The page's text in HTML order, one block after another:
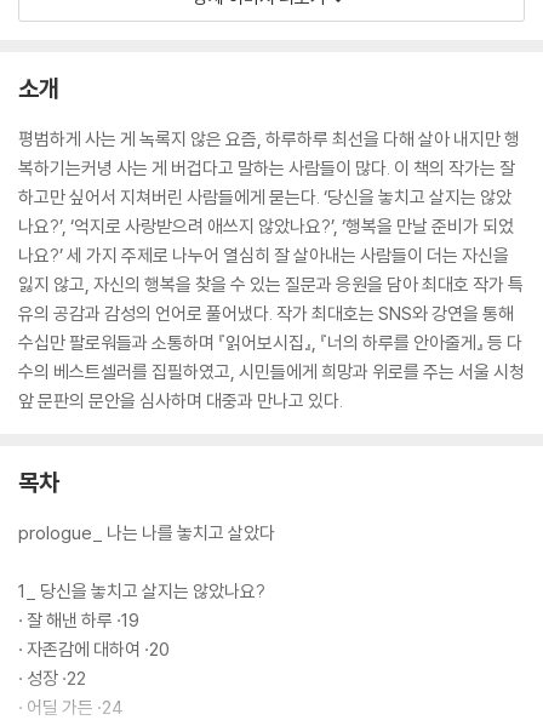
소개
평범하게 사는 게 녹록지 않은 요즘, 하루하루 최선을 다해 살아 내지만 행
복하기는커녕 사는 게 버겁다고 말하는 사람들이 많다. 이 책의 작가는 잘
하고만 싶어서 지쳐버린 사람들에게 묻는다. ‘당신을 놓치고 살지는 않았
나요?’, ‘억지로 사랑받으려 애쓰지 않았나요?’, ‘행복을 만날 준비가 되었
나요?’ 세 가지 주제로 나누어 열심히 잘 살아내는 사람들이 더는 자신을
잃지 않고, 자신의 행복을 찾을 수 있는 질문과 응원을 담아 최대호 작가 특
유의 공감과 감성의 언어로 풀어냈다. 작가 최대호는 SNS와 강연을 통해
수십만 팔로워들과 소통하며 『읽어보시집』, 『너의 하루를 안아줄게』 등 다
수의 베스트셀러를 집필하였고, 시민들에게 희망과 위로를 주는 서울 시청
앞 문판의 문안을 심사하며 대중과 만나고 있다.
목차
prologue_ 나는 나를 놓치고 살았다
1_ 당신을 놓치고 살지는 않았나요?
· 잘 해낸 하루 ·19
· 자존감에 대하여 ·20
· 성장 ·22
· 어딜 가든 ·24